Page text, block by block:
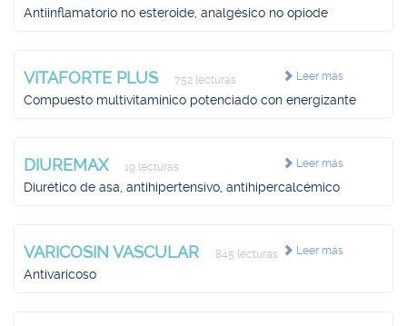
Antiinflamatorio no esteroide, analgésico no opiode
Leer más
VITAFORTE PLUS 752 lecturas
Compuesto multivitamínico potenciado con energizante
Leer más
DIUREMAX 19 lecturas
Diurético de asa, antihipertensivo, antihipercalcémico
Leer más
VARICOSIN VASCULAR 845 lecturas
Antivaricoso